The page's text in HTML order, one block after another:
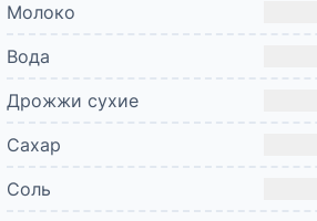
Молоко
Вода
Дрожжи сухие
Сахар
Соль